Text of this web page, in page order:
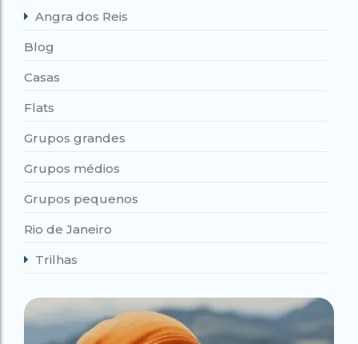
Angra dos Reis
Blog
Casas
Flats
Grupos grandes
Grupos médios
Grupos pequenos
Rio de Janeiro
Trilhas